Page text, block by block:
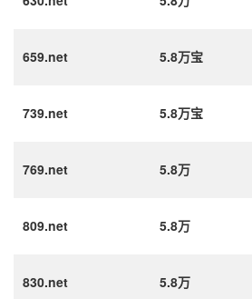
659.net 5.8万宝
739.net 5.8万宝
769.net 5.8万
809.net 5.8万
830.net 5.8万